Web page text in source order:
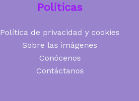
Políticas
Política de privacidad y cookies
Sobre las imágenes
Conócenos
Contáctanos